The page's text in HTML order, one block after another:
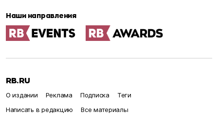
Наши направления
RB.RU
О издании Реклама Подписка
Теги
Написать в редакцию
Все материалы